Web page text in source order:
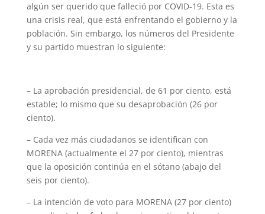
algún ser querido que falleció por COVID-19. Esta es
una crisis real, que está enfrentando el gobierno y la
población. Sin embargo, los números del Presidente
y su partido muestran lo siguiente:
– La aprobación presidencial, de 61 por ciento, está
estable; lo mismo que su desaprobación (26 por
ciento).
– Cada vez más ciudadanos se identifican con
MORENA (actualmente el 27 por ciento), mientras
que la oposición continúa en el sótano (abajo del
seis por ciento).
– La intención de voto para MORENA (27 por ciento)